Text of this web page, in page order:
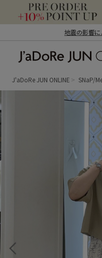
地震の影響
ン オンライン）
J'aDoRe JUN ONLINE SNaP/